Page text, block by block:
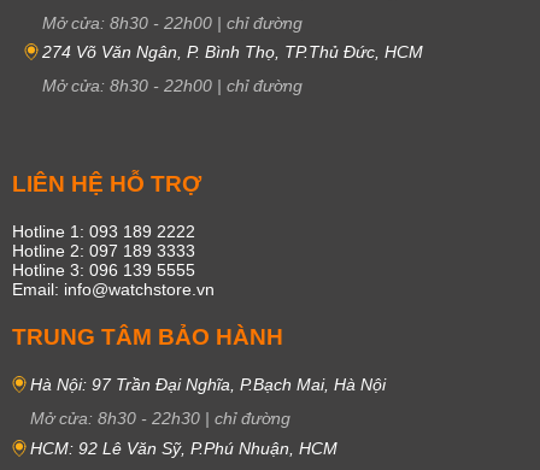
Mở cửa: 8h30 - 22h00 | chỉ đường
274 Võ Văn Ngân, P. Bình Thọ, TP.Thủ Đức, HCM
Mở cửa: 8h30 - 22h00 | chỉ đường
LIÊN HỆ HỖ TRỢ
Hotline 1: 093 189 2222
Hotline 2: 097 189 3333
Hotline 3: 096 139 5555
Email: info@watchstore.vn
TRUNG TÂM BẢO HÀNH
Hà Nội: 97 Trần Đại Nghĩa, P.Bạch Mai, Hà Nội
Mở cửa: 8h30 - 22h30 | chỉ đường
HCM: 92 Lê Văn Sỹ, P.Phú Nhuận, HCM